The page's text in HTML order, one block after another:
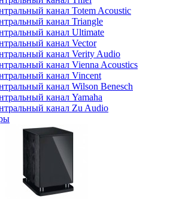
канал Totem Acoustic
канал Triangle
канал Ultimate
канал Vector
канал Verity Audio
канал Vienna Acoustics
канал Vincent
канал Wilson Benesch
канал Yamaha
канал Zu Audio